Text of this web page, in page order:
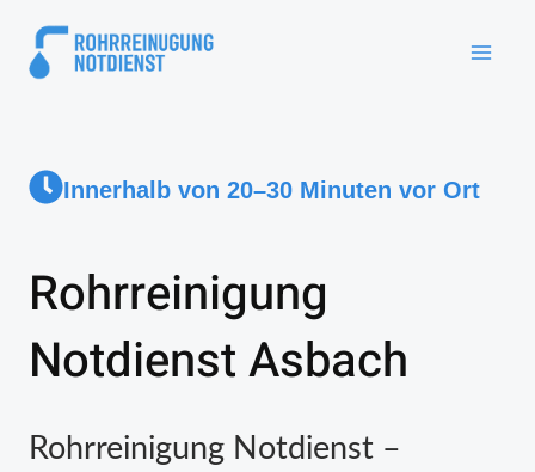
Innerhalb von 20–30 Minuten vor Ort
Rohrreinigung
Notdienst Asbach
Rohrreinigung Notdienst –